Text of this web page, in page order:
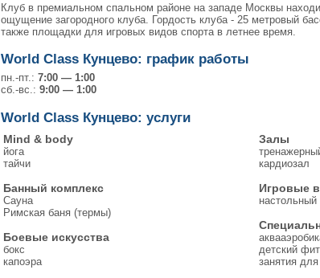
Клуб в премиальном спальном районе на западе Москвы
ощущение загородного клуба. Гордость клуба - 25 метровый
также площадки для игровых видов спорта в летнее время.
World Class Кунцево: график работы
пн.-пт.: 7:00 — 1:00
сб.-вс.: 9:00 — 1:00
World Class Кунцево: услуги
Mind & body
йога
тайчи
Банный комплекс
Сауна
Римская баня (термы)
Боевые искусства
бокс
капоэра
Залы
кардиозал
Игровые
настольный
детский
занятия